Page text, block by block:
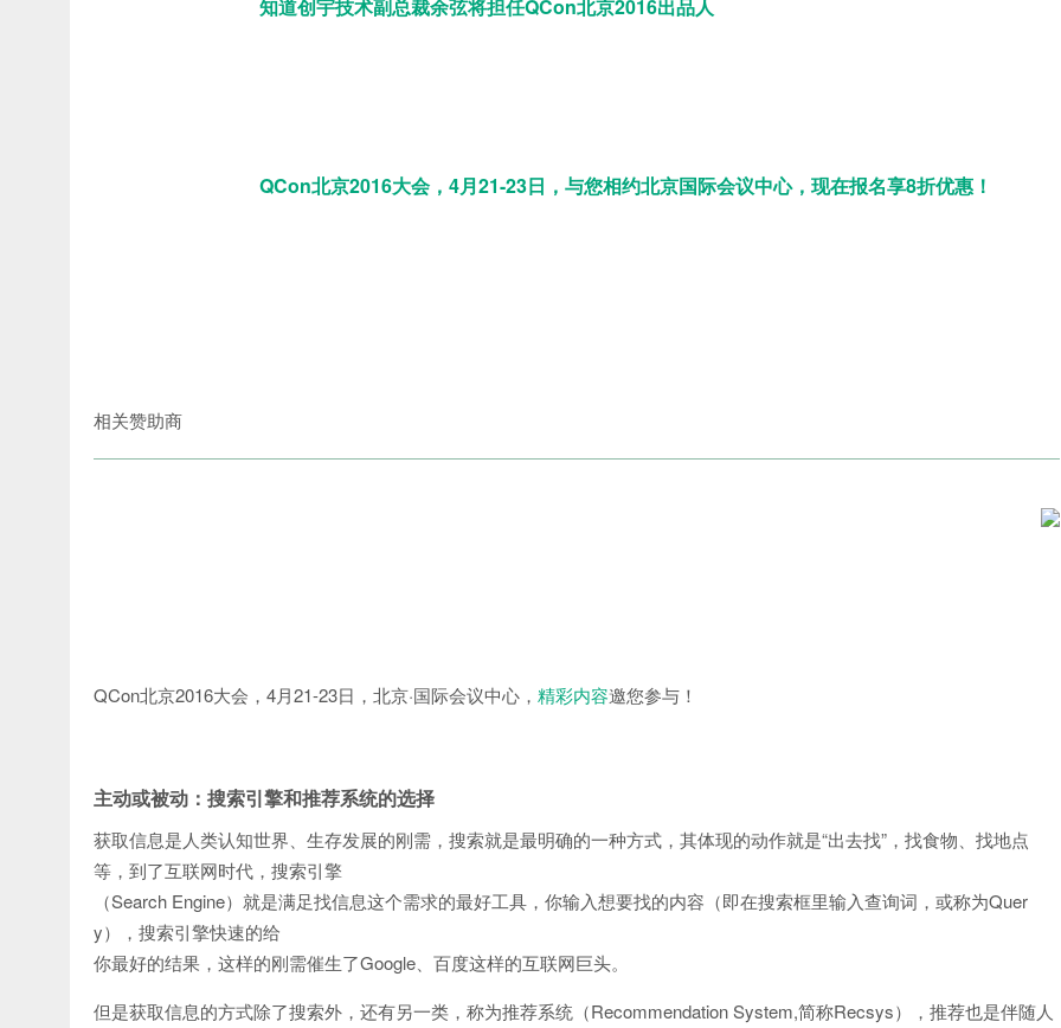
知道创宇技术副总裁余弦将担任QCon北京2016出品人
QCon北京2016大会，4月21-23日，与您相约北京国际会议中心，现在报名享8折优惠！
相关赞助商
QCon北京2016大会，4月21-23日，北京·国际会议中心， 精彩内容邀您参与！
主动或被动：搜索引擎和推荐系统的选择
获取信息是人类认知世界、生存发展的刚需，搜索就是最明确的一种方式，其体现的动作就是“出去找”，找食物、找地点
等，到了互联网时代，搜索引擎
（Search Engine）就是满足找信息这个需求的最好工具，你输入想要找的内容（即在搜索框里输入查询词，或称为Quer
y），搜索引擎快速的给
你最好的结果，这样的刚需催生了Google、百度这样的互联网巨头。
但是获取信息的方式除了搜索外，还有另一类，称为推荐系统（Recommendation System,简称Recsys），推荐也是伴随人